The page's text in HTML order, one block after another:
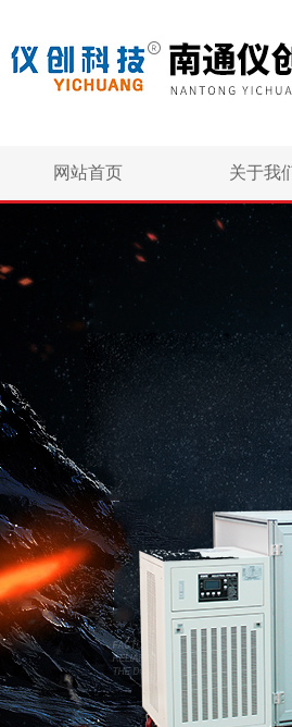
网站首页 关于我